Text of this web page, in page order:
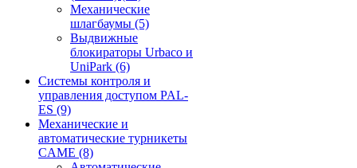
Механические
шлагбаумы (5)
Выдвижные
блокираторы Urbaco и
UniPark (6)
Системы контроля и
управления доступом PAL-
ES (9)
Механические и
автоматические турникеты
CAME (8)